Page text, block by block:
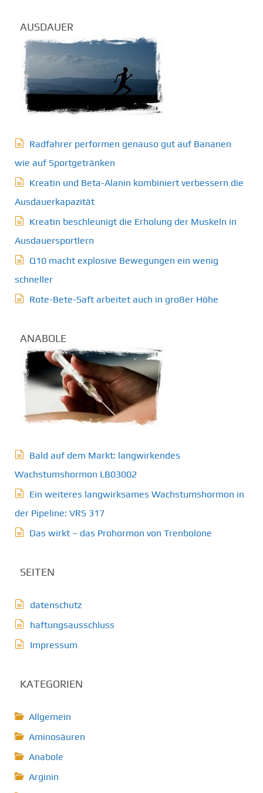
AUSDAUER
Radfahrer performen genauso gut auf Bananen
wie auf Sportgetränken
Kreatin und Beta-Alanin kombiniert verbessern die
Ausdauerkapazität
Kreatin beschleunigt die Erholung der Muskeln in
Ausdauersportlern
Q10 macht explosive Bewegungen ein wenig
schneller
Rote-Bete-Saft arbeitet auch in großer Höhe
ANABOLE
Bald auf dem Markt: langwirkendes
Wachstumshormon LB03002
Ein weiteres langwirksames Wachstumshormon in
der Pipeline: VRS 317
Das wirkt – das Prohormon von Trenbolone
SEITEN
datenschutz
haftungsausschluss
Impressum
KATEGORIEN
Allgemein
Aminosäuren
Anabole
Arginin